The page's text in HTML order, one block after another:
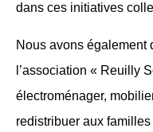
dans ces initiatives
Nous avons également
l’association « Reuilly
électroménager,
redistribuer aux